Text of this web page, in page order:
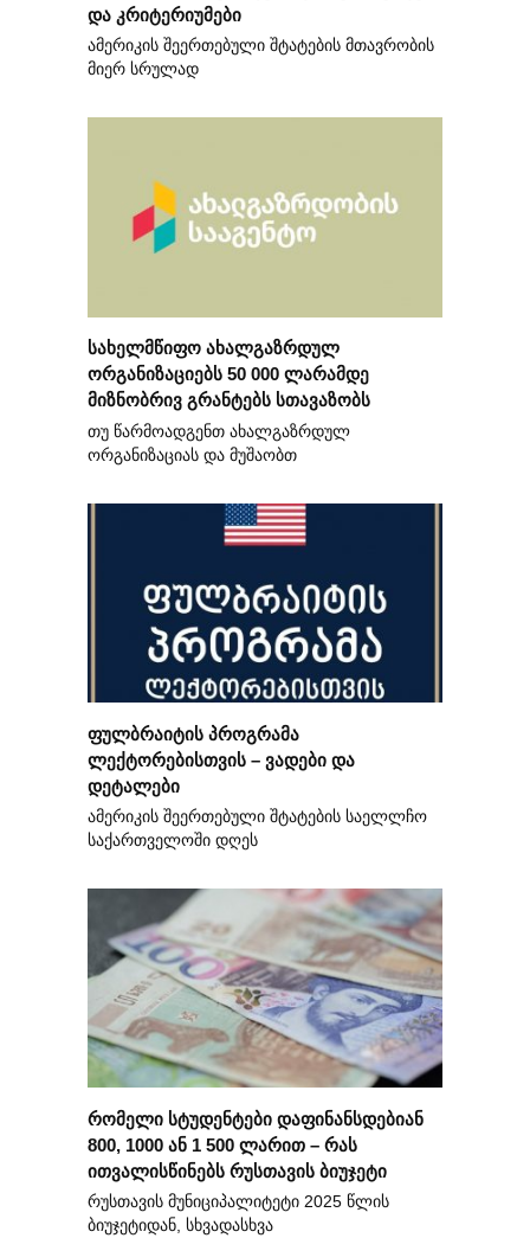
და კრიტერიუმები
ამერიკის შეერთებული შტატების მთავრობის
მიერ სრულად
სახელმწიფო ახალგაზრდულ
ორგანიზაციებს 50 000 ლარამდე
მიზნობრივ გრანტებს სთავაზობს
თუ წარმოადგენთ ახალგაზრდულ
ორგანიზაციას და მუშაობთ
ფულბრაიტის პროგრამა
ლექტორებისთვის – ვადები და
დეტალები
ამერიკის შეერთებული შტატების საელლჩო
საქართველოში დღეს
რომელი სტუდენტები დაფინანსდებიან
800, 1000 ან 1 500 ლარით – რას
ითვალისწინებს რუსთავის ბიუჯეტი
რუსთავის მუნიციპალიტეტი 2025 წლის
ბიუჯეტიდან, სხვადასხვა